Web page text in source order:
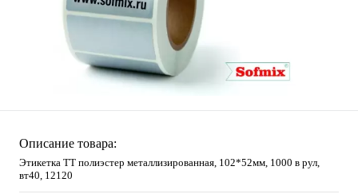
Описание товара:
Этикетка ТТ полиэстер металлизированная, 102*52мм, 1000 в рул,
вт40, 12120